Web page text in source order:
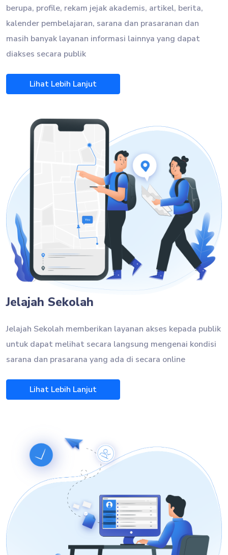
berupa, profile, rekam jejak akademis, artikel, berita,
kalender pembelajaran, sarana dan prasaranan dan
masih banyak layanan informasi lainnya yang dapat
diakses secara publik
Lihat Lebih Lanjut
Jelajah Sekolah
Jelajah Sekolah memberikan layanan akses kepada publik
untuk dapat melihat secara langsung mengenai kondisi
sarana dan prasarana yang ada di secara online
Lihat Lebih Lanjut